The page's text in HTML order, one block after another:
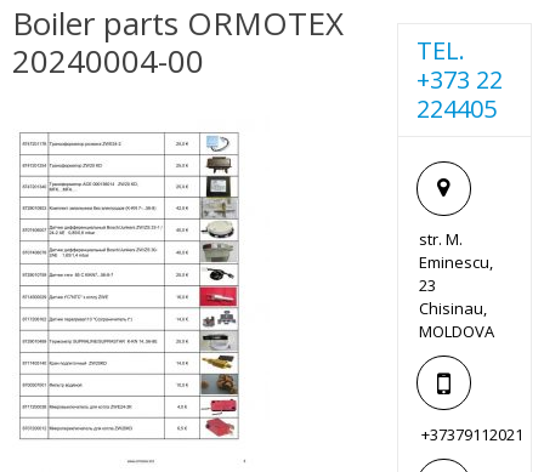
Boiler parts ORMOTEX
20240004-00
TEL.
+373 22
224405
str. M.
Eminescu,
23
Chisinau,
MOLDOVA
+37379112021